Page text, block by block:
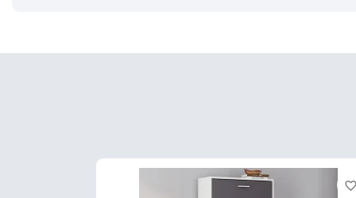
favorite_border